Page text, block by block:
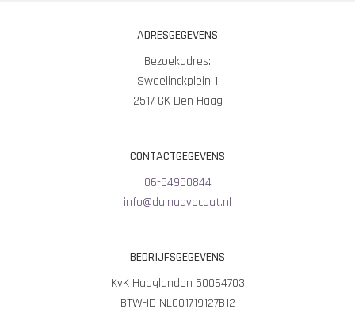
ADRESGEGEVENS
Bezoekadres:
Sweelinckplein 1
2517 GK Den Haag
CONTACTGEGEVENS
06-54950844
info@duinadvocaat.nl
BEDRIJFSGEGEVENS
KvK Haaglanden 50064703
BTW-ID NL001719127B12